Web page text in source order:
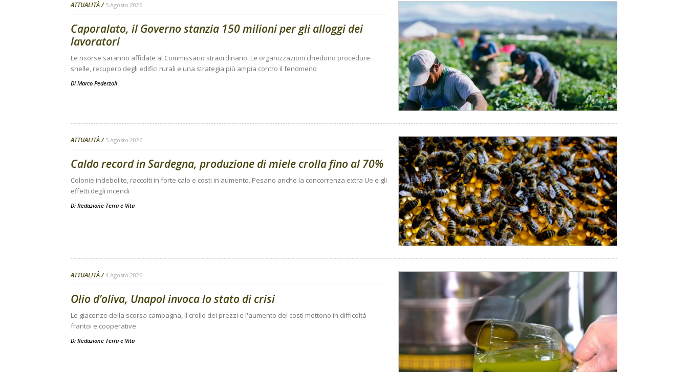
ATTUALITÀ 5 Agosto 2026
Caporalato, il Governo stanzia 150 milioni per gli alloggi dei
lavoratori
Le risorse saranno affidate al Commissario straordinario. Le organizzazioni chiedono procedure
snelle, recupero degli edifici rurali e una strategia più ampia contro il fenomeno
Di Marco Pederzoli
ATTUALITÀ 5 Agosto 2026
Caldo record in Sardegna, produzione di miele crolla fino al 70%
Colonie indebolite, raccolti in forte calo e costi in aumento. Pesano anche la concorrenza extra Ue e gli
effetti degli incendi
Di Redazione Terra e Vita
ATTUALITÀ 4 Agosto 2026
Olio d’oliva, Unapol invoca lo stato di crisi
Le giacenze della scorsa campagna, il crollo dei prezzi e l'aumento dei costi mettono in difficoltà
frantoi e cooperative
Di Redazione Terra e Vita